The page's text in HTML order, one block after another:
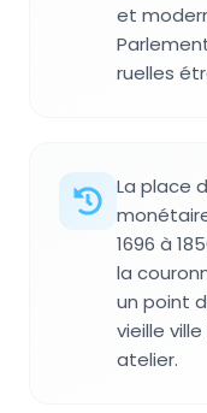
et
ruelles
La place
1696 à
la
un point
vieille
atelier.